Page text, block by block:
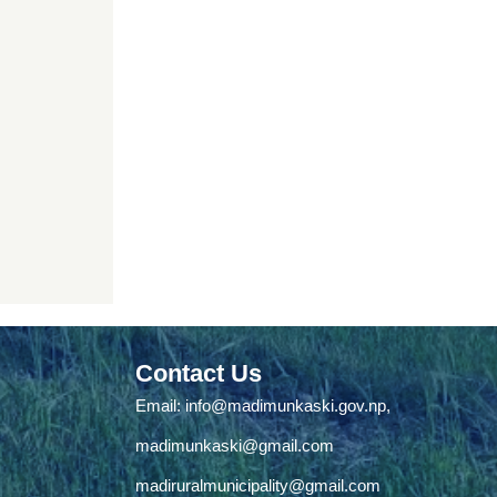
Contact Us
Email:info@madimunkaski.gov.np,
madimunkaski@gmail.com
madiruralmunicipality@gmail.com